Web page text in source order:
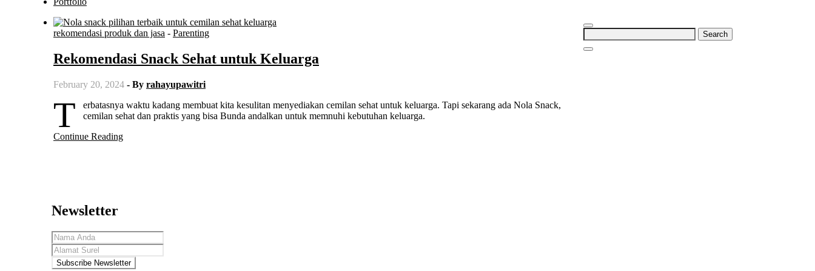
Search
for:
rekomendasi produk dan jasa - Parenting
Rekomendasi Snack Sehat untuk Keluarga
February 20, 2024 - By rahayupawitri
T
erbatasnya waktu kadang membuat kita kesulitan menyediakan cemilan sehat untuk keluarga. Tapi sekarang ada Nola Snack,
cemilan sehat dan praktis yang bisa Bunda andalkan untuk memnuhi kebutuhan keluarga.
Continue Reading
Newsletter